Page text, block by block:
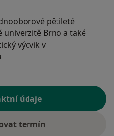
pětileté
univerzitě Brno a také
výcvik v
údaje
termín